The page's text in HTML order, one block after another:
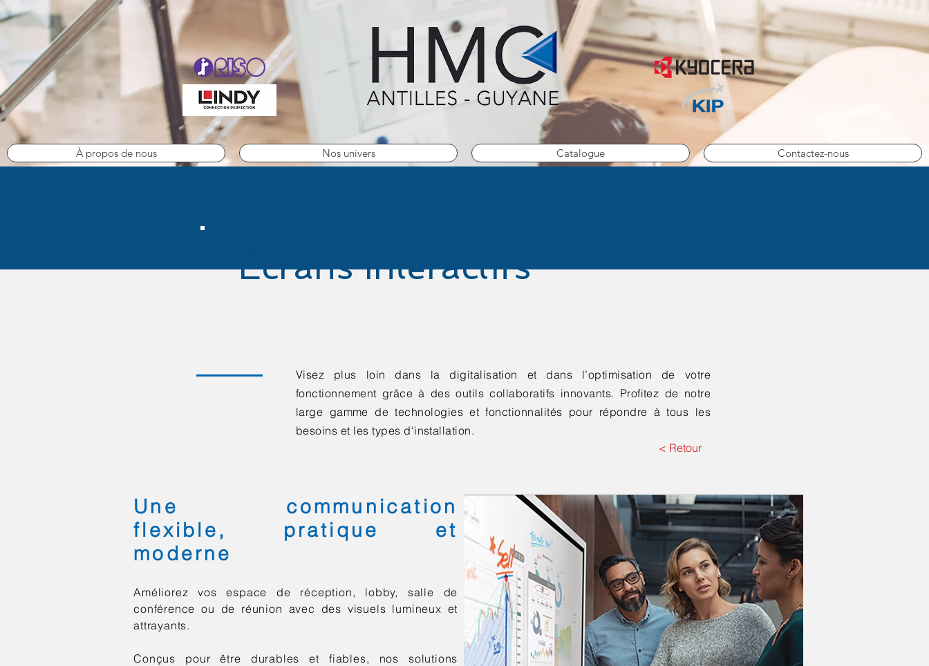
À propos de nous Nos univers Catalogue Contactez-nous
Écrans interactifs
Visez plus loin dans la digitalisation et dans l’optimisation de votre
fonctionnement grâce à des outils collaboratifs innovants. Profitez de notre
large gamme de technologies et fonctionnalités pour répondre à tous les
besoins et les types d'installation.
< Retour
Une communication
flexible, pratique et
moderne
Améliorez vos espace de réception, lobby, salle de
conférence ou de réunion avec des visuels lumineux et
attrayants.
Conçus pour être durables et fiables, nos solutions